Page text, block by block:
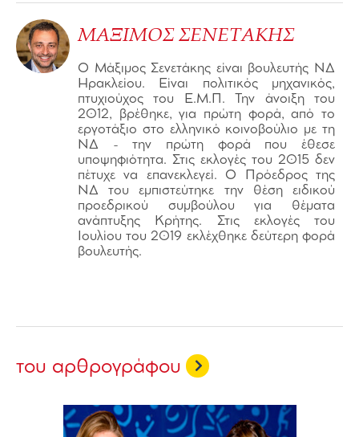
ΜΑΞΙΜΟΣ ΣΕΝΕΤΑΚΗΣ
Ο Μάξιμος Σενετάκης είναι βουλευτής ΝΔ
Ηρακλείου. Είναι πολιτικός μηχανικός,
πτυχιούχος του Ε.Μ.Π. Την άνοιξη του
2012, βρέθηκε, για πρώτη φορά, από το
εργοτάξιο στο ελληνικό κοινοβούλιο με τη
ΝΔ - την πρώτη φορά που έθεσε
υποψηφιότητα. Στις εκλογές του 2015 δεν
πέτυχε να επανεκλεγεί. Ο Πρόεδρος της
ΝΔ του εμπιστεύτηκε την θέση ειδικού
προεδρικού συμβούλου για θέματα
ανάπτυξης Κρήτης. Στις εκλογές του
Ιουλίου του 2019 εκλέχθηκε δεύτερη φορά
βουλευτής.
του αρθρογράφου